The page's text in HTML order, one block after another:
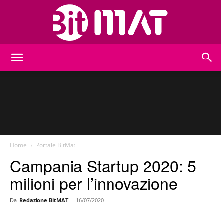
Home Portale BitMat
Campania Startup 2020: 5
milioni per l’innovazione
Da Redazione BitMAT - 16/07/2020